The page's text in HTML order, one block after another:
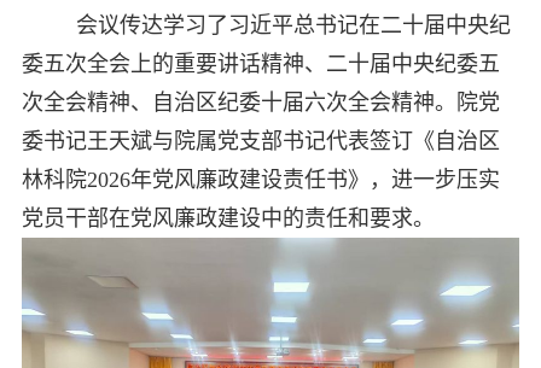
会议传达学习了习近平总书记在二十届中央纪
委五次全会上的重要讲话精神、二十届中央纪委五
次全会精神、自治区纪委十届六次全会精神。院党
委书记王天斌与院属党支部书记代表签订《自治区
林科院2026年党风廉政建设责任书》，进一步压实
党员干部在党风廉政建设中的责任和要求。